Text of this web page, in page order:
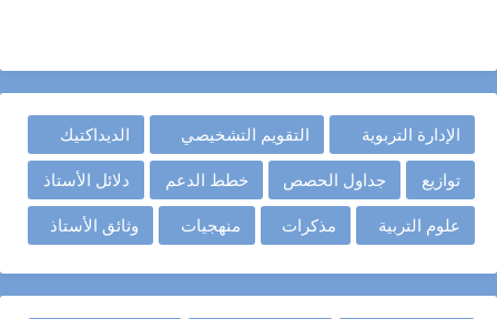
الإدارة التربوية التقويم التشخيصي الديداكتيك
توازيع جداول الحصص خطط الدعم دلائل الأستاذ
علوم التربية مذكرات منهجيات وثائق الأستاذ